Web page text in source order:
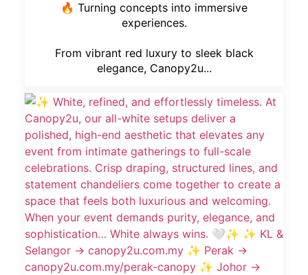
🔥 Turning concepts into immersive
experiences.
From vibrant red luxury to sleek black
elegance, Canopy2u...